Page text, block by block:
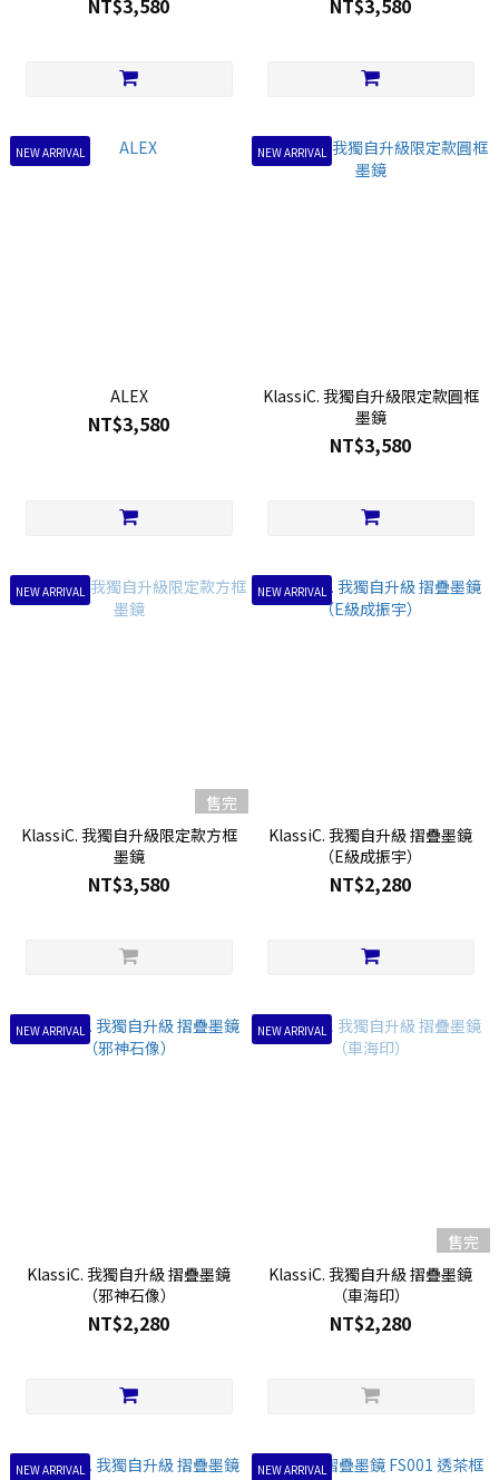
NT$3,580 NT$3,580
NEW ARRIVAL
ALEX
NT$3,580
NEW ARRIVAL
KlassiC. 我獨自升級限定款圓框
墨鏡
NT$3,580
NEW ARRIVAL
售完
KlassiC. 我獨自升級限定款方框
墨鏡
NT$3,580
NEW ARRIVAL
KlassiC. 我獨自升級 摺疊墨鏡
（E級成振宇）
NT$2,280
NEW ARRIVAL
KlassiC. 我獨自升級 摺疊墨鏡
（邪神石像）
NT$2,280
NEW ARRIVAL
售完
KlassiC. 我獨自升級 摺疊墨鏡
（車海印）
NT$2,280
NEW ARRIVAL NEW ARRIVAL